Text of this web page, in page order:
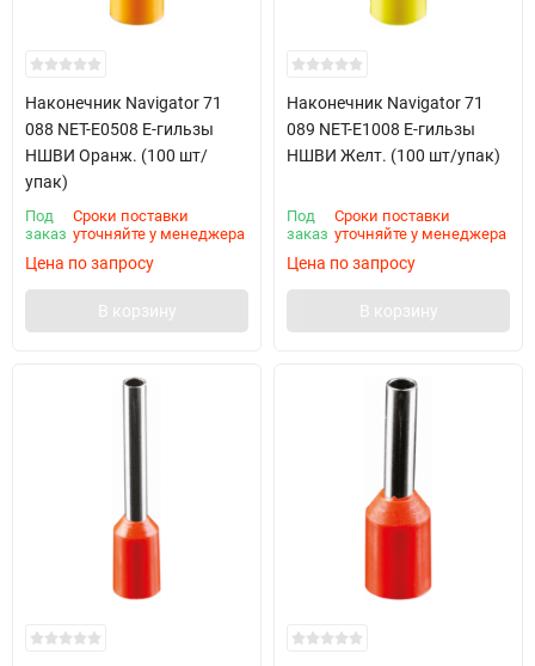
Наконечник Navigator 71
088 NET-E0508 Е-гильзы
НШВИ Оранж. (100 шт/
упак)
Под
заказ
Сроки поставки
уточняйте у менеджера
Цена по запросу
В корзину
Наконечник Navigator 71
089 NET-E1008 Е-гильзы
НШВИ Желт. (100 шт/упак)
Под
заказ
Сроки поставки
уточняйте у менеджера
Цена по запросу
В корзину